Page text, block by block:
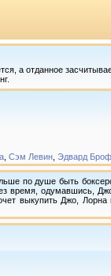
а отданное
Сэм Левин Эдвард
по душе быть
время, одумавшись,
выкупить Джо,